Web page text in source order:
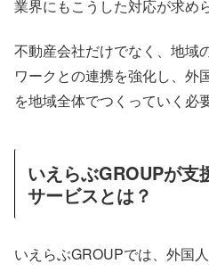
業界にもこうした対応が求め
不動産会社だけでなく、地域
ワークとの連携を強化し、外
を地域全体でつくっていく必
いえらぶGROUPが支
サービスとは？
いえらぶGROUPでは、外国